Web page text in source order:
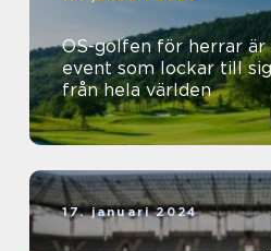
OS-golfen för herrar är
event som lockar till
från hela världen
17. januari 2024